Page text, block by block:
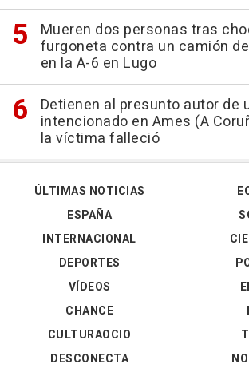
Mueren dos personas tras
furgoneta contra un camión
en la A-6 en Lugo
Detienen al presunto autor de
intencionado en Ames (A
la víctima falleció
ÚLTIMAS NOTICIAS
ESPAÑA
INTERNACIONAL
DEPORTES
VÍDEOS
CHANCE
CULTURAOCIO
DESCONECTA